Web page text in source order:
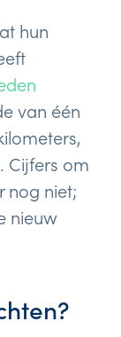
hun
van één
Cijfers om
nog niet;
nieuw